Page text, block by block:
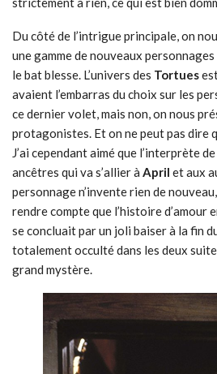
Du côté de l’intrigue principale, on
une gamme de nouveaux
le bat blesse. L’univers des Tortues
avaient l’embarras du choix sur les
ce dernier volet, mais non, on nous
protagonistes. Et on ne peut pas dire
J’ai cependant aimé que l’interprète de
ancêtres qui va s’allier à April et aux
personnage n’invente rien de nouveau,
rendre compte que l’histoire d’amour
se concluait par un joli baiser à la fin
totalement occulté dans les deux
grand mystère.